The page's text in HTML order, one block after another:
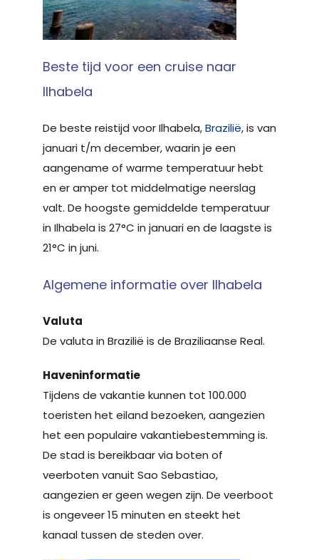
Beste tijd voor een cruise naar
Ilhabela
De beste reistijd voor Ilhabela,Brazilië, is van
januari t/m december, waarin je een
aangename of warme temperatuur hebt
en er amper tot middelmatige neerslag
valt. De hoogste gemiddelde temperatuur
in Ilhabela is 27°C in januari en de laagste is
21°C in juni.
Algemene informatie over Ilhabela
Valuta
De valuta in Brazilië is de Braziliaanse Real.
Haveninformatie
Tijdens de vakantie kunnen tot 100.000
toeristen het eiland bezoeken, aangezien
het een populaire vakantiebestemming is.
De stad is bereikbaar via boten of
veerboten vanuit Sao Sebastiao,
aangezien er geen wegen zijn. De veerboot
is ongeveer 15 minuten en steekt het
kanaal tussen de steden over.